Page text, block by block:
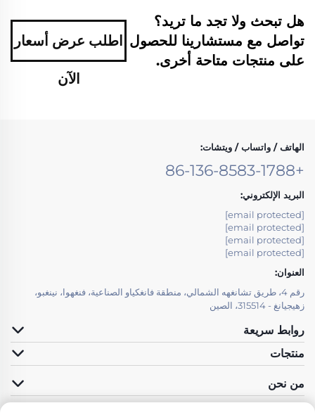
هل تبحث ولا تجد ما تريد؟
تواصل مع مستشارينا للحصول
على منتجات متاحة أخرى.
اطلب عرض أسعار
الآن
الهاتف / واتساب / ويتشات:
+86-136-8583-1788
البريد الإلكتروني:
[email protected]
[email protected]
[email protected]
[email protected]
العنوان:
رقم 4، طريق تشانغهه الشمالي، منطقة فانغكياو الصناعية، فنغهوا، نينغبو،
زهيجيانغ - 315514، الصين
روابط سريعة
منتجات
من نحن